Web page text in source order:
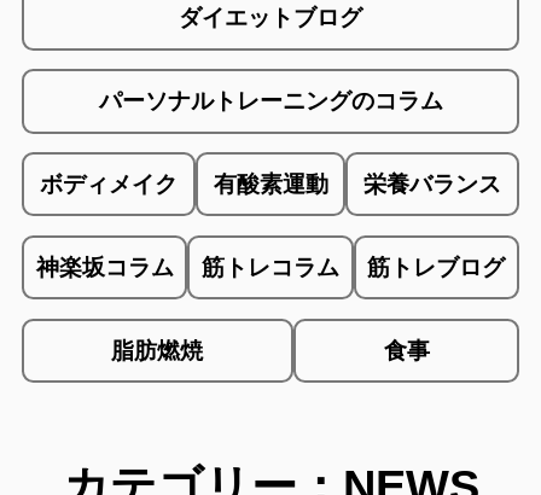
ダイエットブログ
パーソナルトレーニングのコラム
ボディメイク 有酸素運動 栄養バランス
神楽坂コラム 筋トレコラム 筋トレブログ
脂肪燃焼 食事